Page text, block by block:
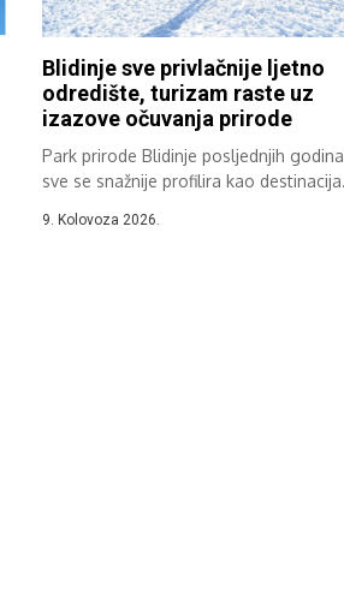
Blidinje sve privlačnije ljetno
odredište, turizam raste uz
izazove očuvanja prirode
Park prirode Blidinje posljednjih godina
sve se snažnije profilira kao destinacija
9. Kolovoza 2026.